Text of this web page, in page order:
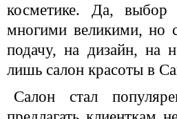
косметике. Да, выбор
многими великими, но
подачу, на дизайн, на
лишь салон красоты в
Салон стал